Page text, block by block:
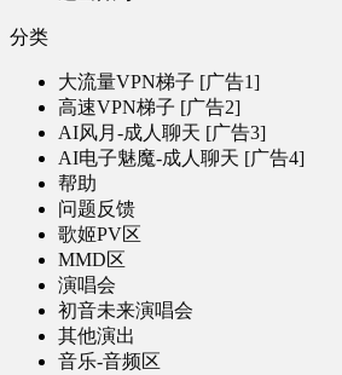
分类
大流量VPN梯子 [广告1]
高速VPN梯子 [广告2]
AI风月-成人聊天 [广告3]
AI电子魅魔-成人聊天 [广告4]
帮助
问题反馈
歌姬PV区
MMD区
演唱会
初音未来演唱会
其他演出
音乐-音频区